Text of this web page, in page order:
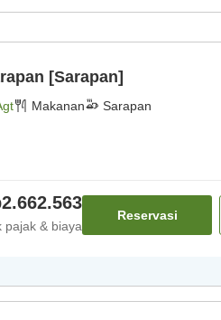
[Sarapan]
Makanan Sarapan
pajak & biaya
Reservasi